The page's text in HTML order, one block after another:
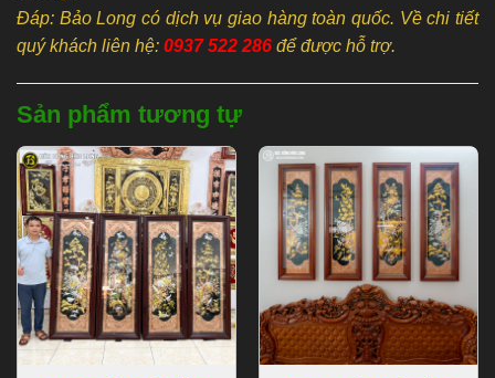
Đáp: Bảo Long có dịch vụ giao hàng toàn quốc. Về chi tiết
quý khách liên hệ: 0937 522 286 để được hỗ trợ.
Sản phẩm tương tự